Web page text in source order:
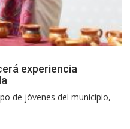
experiencia
de jóvenes del municipio,